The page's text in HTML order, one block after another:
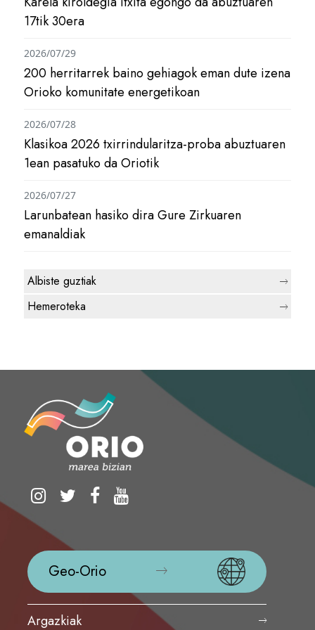
17tik 30era
200 herritarrek baino gehiagok eman dute izena
Orioko komunitate energetikoan
2026/07/29
Klasikoa 2026 txirrindularitza-proba abuztuaren
1ean pasatuko da Oriotik
2026/07/28
Larunbatean hasiko dira Gure Zirkuaren
emanaldiak
2026/07/27
Albiste guztiak
Hemeroteka
Geo-Orio
Argazkiak